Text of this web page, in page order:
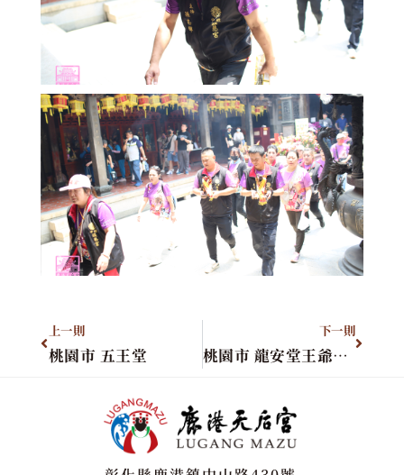
上一則
桃園市 五王堂
下一則
桃園市 龍安堂王爺公廟